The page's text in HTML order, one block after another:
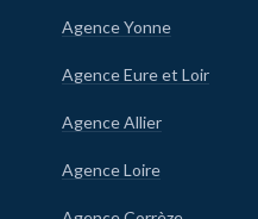
Agence Yonne
Agence Eure et Loir
Agence Allier
Agence Loire